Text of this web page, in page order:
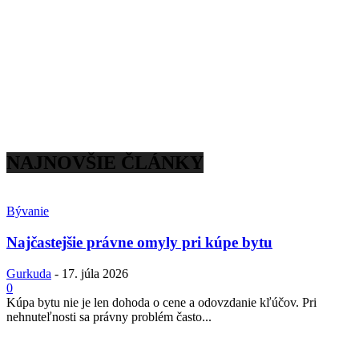
NAJNOVŠIE ČLÁNKY
Bývanie
Najčastejšie právne omyly pri kúpe bytu
Gurkuda - 17. júla 2026
0
Kúpa bytu nie je len dohoda o cene a odovzdanie kľúčov. Pri
nehnuteľnosti sa právny problém často...